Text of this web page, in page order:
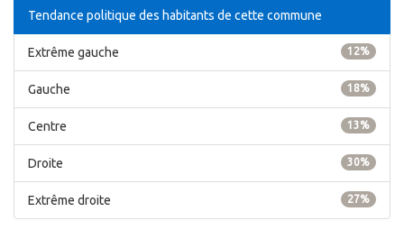
Tendance politique des habitants de cette commune
12%
Extrême gauche
18%
Gauche
13%
Centre
30%
Droite
27%
Extrême droite